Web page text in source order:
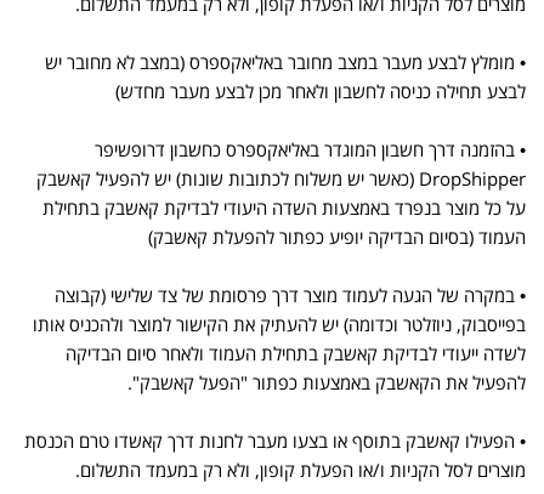
• מומלץ לבצע מעבר במצב מחובר באליאקספרס (במצב לא מחובר יש
לבצע תחילה כניסה לחשבון ולאחר מכן לבצע מעבר מחדש)
• בהזמנה דרך חשבון המוגדר באליאקספרס כחשבון דרופשיפר
DropShipper (כאשר יש משלוח לכתובות שונות) יש להפעיל קאשבק
על כל מוצר בנפרד באמצעות השדה היעודי לבדיקת קאשבק בתחילת
העמוד (בסיום הבדיקה יופיע כפתור להפעלת קאשבק)
• במקרה של הגעה לעמוד מוצר דרך פרסומת של צד שלישי (קבוצה
בפייסבוק, ניוזלטר וכדומה) יש להעתיק את הקישור למוצר ולהכניס אותו
לשדה ייעודי לבדיקת קאשבק בתחילת העמוד ולאחר סיום הבדיקה
להפעיל את הקאשבק באמצעות כפתור "הפעל קאשבק".
• הפעילו קאשבק בתוסף או בצעו מעבר לחנות דרך קאשדו טרם הכנסת
מוצרים לסל הקניות ו/או הפעלת קופון, ולא רק במעמד התשלום.